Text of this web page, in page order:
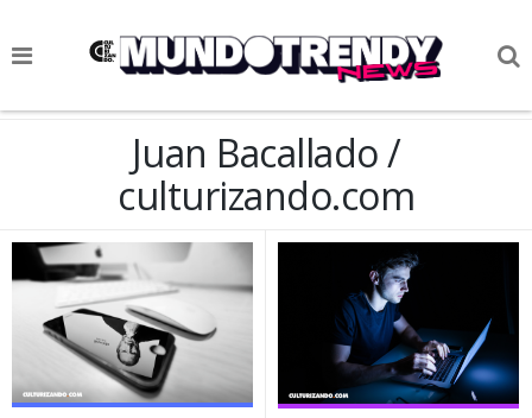
NOTICIAS
CULTURA POP
CIENCIA Y TECNOLOGÍA
VIDA
SOCIEDAD
CULTURIZANDO.COM
Juan Bacallado /
culturizando.com